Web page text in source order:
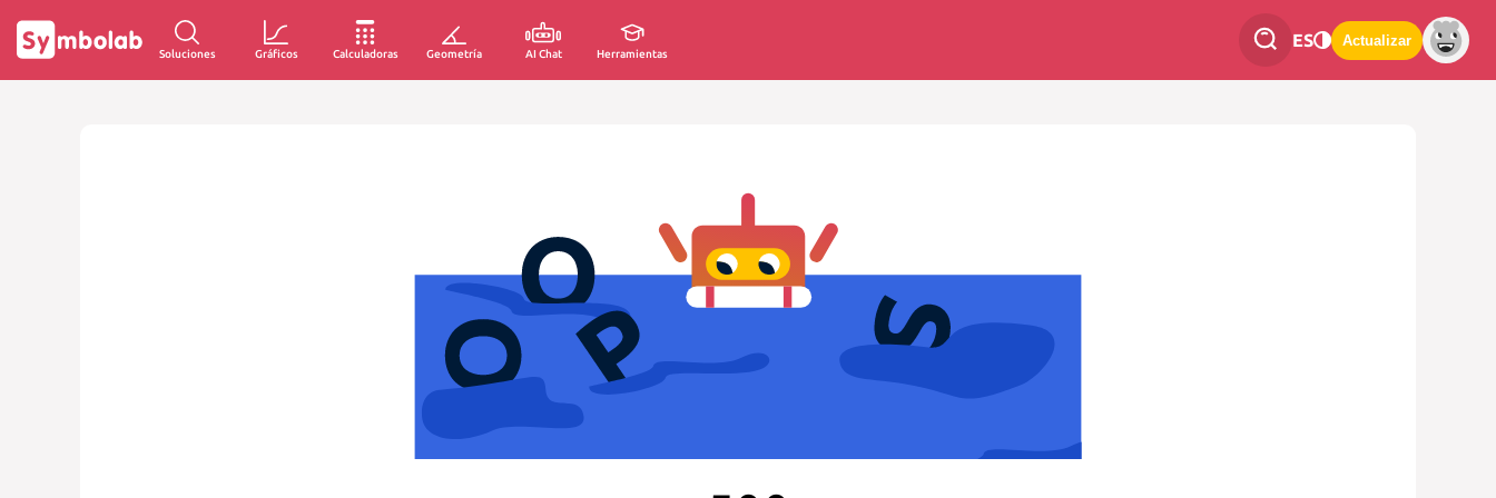
Soluciones Gráficos Calculadoras Geometría AI Chat Herramientas
ES Actualizar